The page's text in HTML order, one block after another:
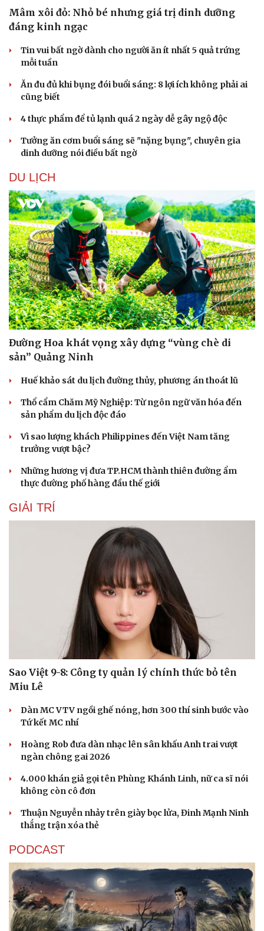
Tư vấn
Săn Tour
check-in
Câu chuyện thời sự
Đọc truyện đêm khuya
Hạt giống tâm hồn
Cải chính
Mâm xôi đỏ: Nhỏ bé nhưng giá trị dinh dưỡng
đáng kinh ngạc
Tin vui bất ngờ dành cho người ăn ít nhất 5 quả trứng
mỗi tuần
Ăn đu đủ khi bụng đói buổi sáng: 8 lợi ích không phải ai
cũng biết
4 thực phẩm để tủ lạnh quá 2 ngày dễ gây ngộ độc
Tưởng ăn cơm buổi sáng sẽ "nặng bụng", chuyên gia
dinh dưỡng nói điều bất ngờ
DU LỊCH
Đường Hoa khát vọng xây dựng “vùng chè di
sản” Quảng Ninh
Huế khảo sát du lịch đường thủy, phương án thoát lũ
Thổ cẩm Chăm Mỹ Nghiệp: Từ ngôn ngữ văn hóa đến
sản phẩm du lịch độc đáo
Vì sao lượng khách Philippines đến Việt Nam tăng
trưởng vượt bậc?
Những hương vị đưa TP.HCM thành thiên đường ẩm
thực đường phố hàng đầu thế giới
GIẢI TRÍ
Sao Việt 9-8: Công ty quản lý chính thức bỏ tên
Miu Lê
Dàn MC VTV ngồi ghế nóng, hơn 300 thí sinh bước vào
Tứ kết MC nhí
Hoàng Rob đưa dàn nhạc lên sân khấu Anh trai vượt
ngàn chông gai 2026
4.000 khán giả gọi tên Phùng Khánh Linh, nữ ca sĩ nói
không còn cô đơn
Thuận Nguyễn nhảy trên giày bọc lửa, Đinh Mạnh Ninh
thắng trận xóa thẻ
PODCAST